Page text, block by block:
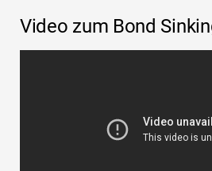
Video zum Bond